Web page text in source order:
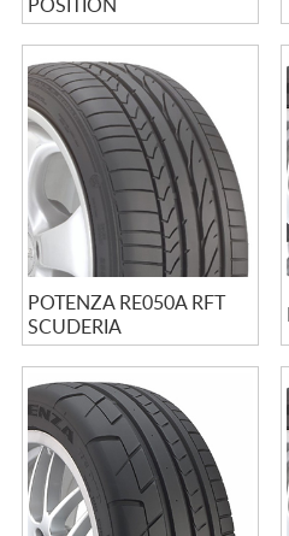
POSITION
POTENZA RE050A RFT
SCUDERIA